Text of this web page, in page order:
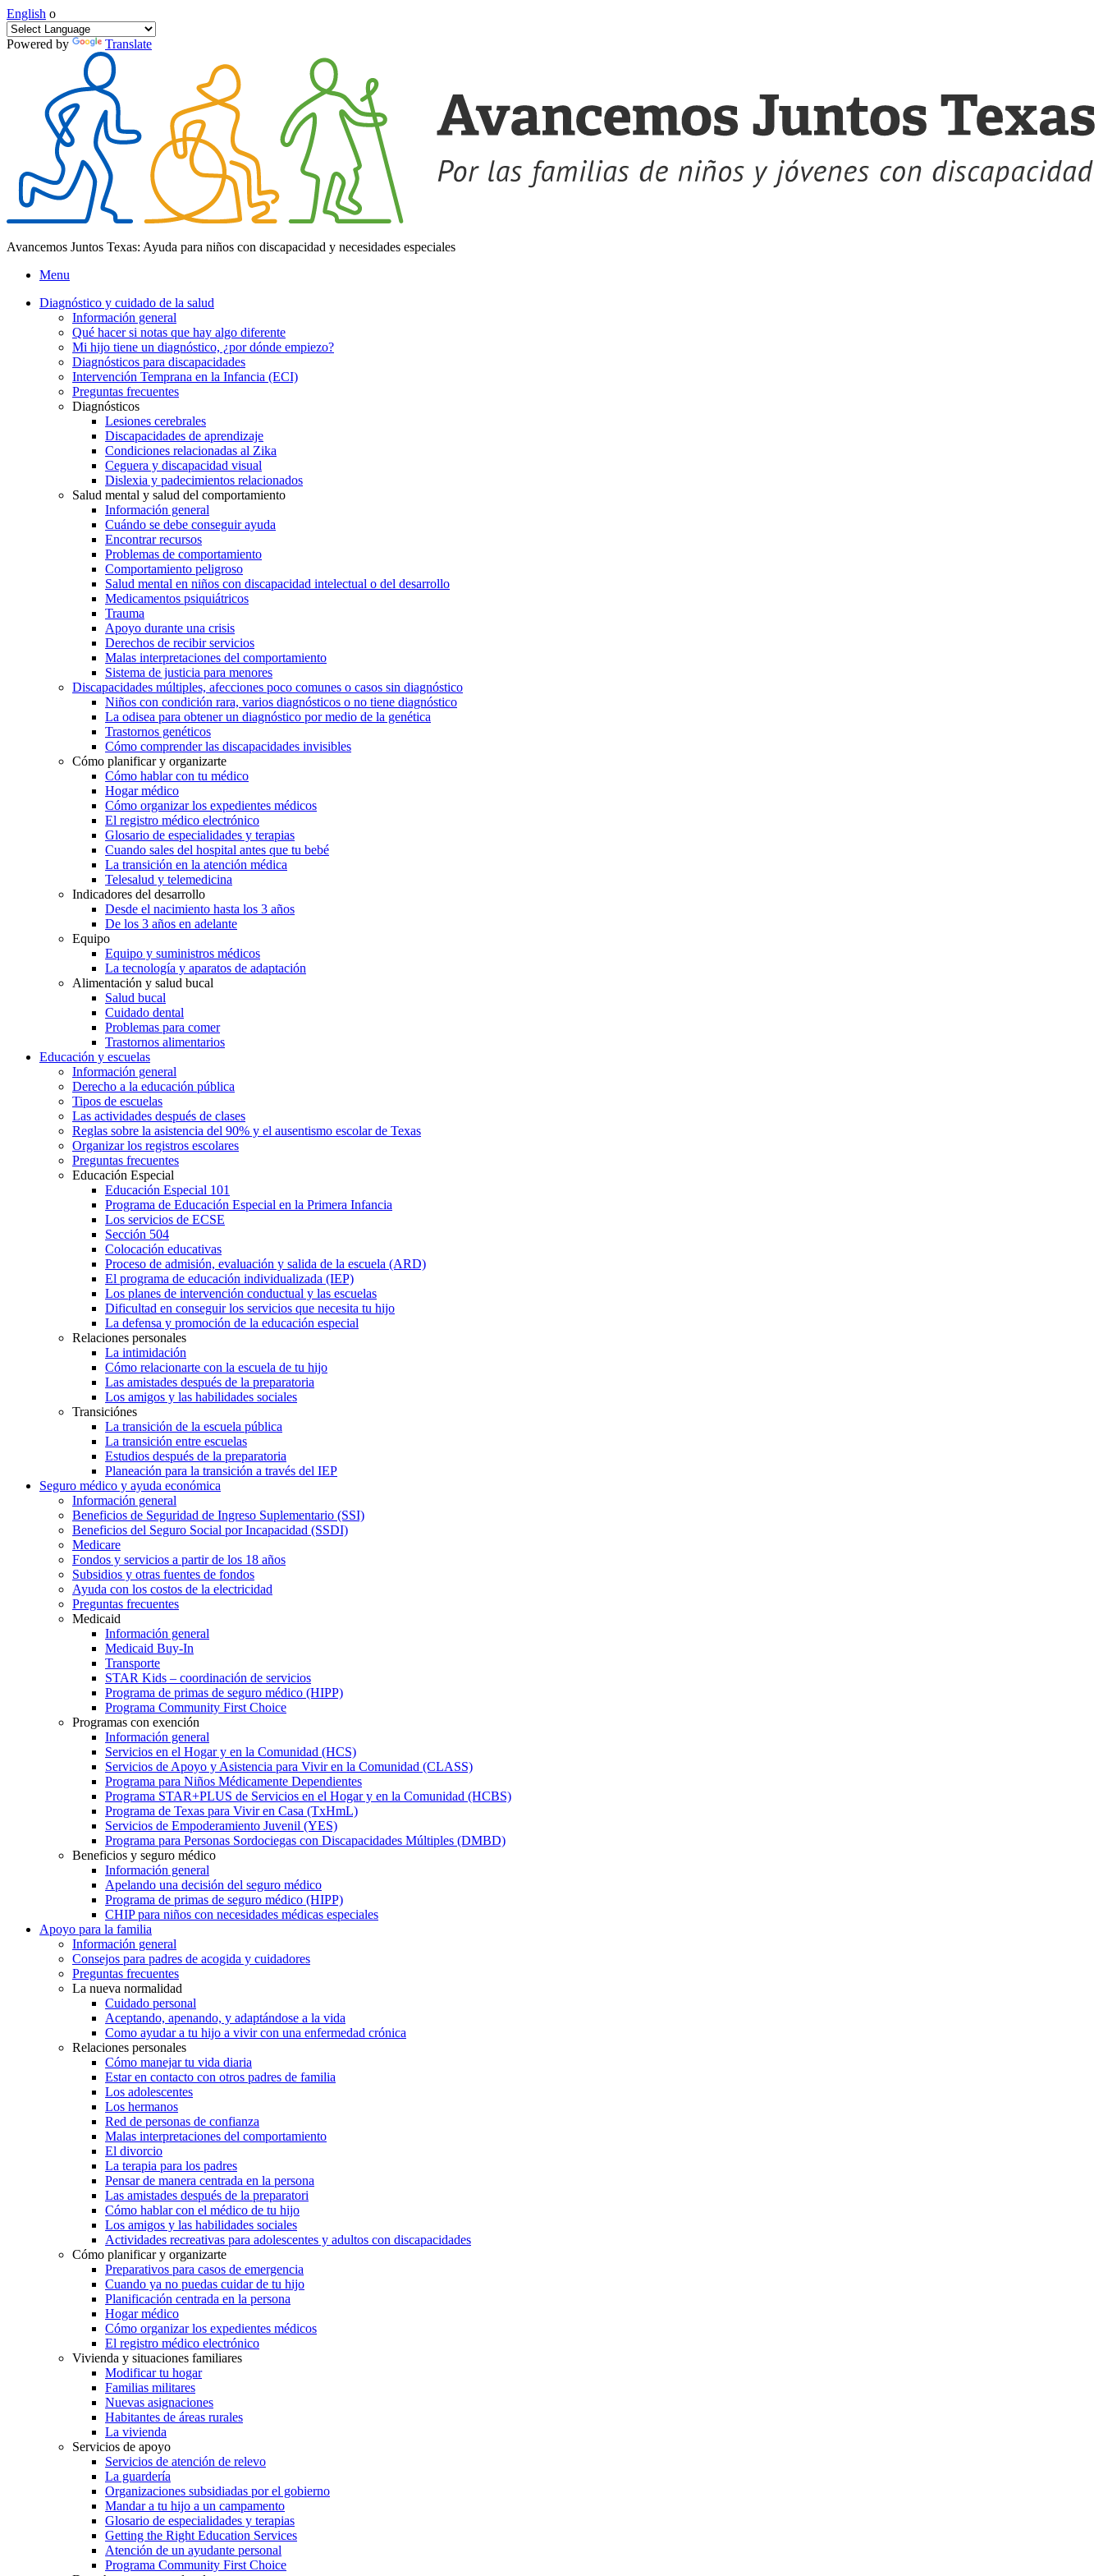
English o
Powered by Translate
Avancemos Juntos Texas: Ayuda para niños con discapacidad y necesidades especiales
Menu
Diagnóstico y cuidado de la salud
Información general
Qué hacer si notas que hay algo diferente
Mi hijo tiene un diagnóstico, ¿por dónde empiezo?
Diagnósticos para discapacidades
Intervención Temprana en la Infancia (ECI)
Preguntas frecuentes
Diagnósticos
Lesiones cerebrales
Discapacidades de aprendizaje
Condiciones relacionadas al Zika
Ceguera y discapacidad visual
Dislexia y padecimientos relacionados
Salud mental y salud del comportamiento
Información general
Cuándo se debe conseguir ayuda
Encontrar recursos
Problemas de comportamiento
Comportamiento peligroso
Salud mental en niños con discapacidad intelectual o del desarrollo
Medicamentos psiquiátricos
Trauma
Apoyo durante una crisis
Derechos de recibir servicios
Malas interpretaciones del comportamiento
Sistema de justicia para menores
Discapacidades múltiples, afecciones poco comunes o casos sin diagnóstico
Niños con condición rara, varios diagnósticos o no tiene diagnóstico
La odisea para obtener un diagnóstico por medio de la genética
Trastornos genéticos
Cómo comprender las discapacidades invisibles
Cómo planificar y organizarte
Cómo hablar con tu médico
Hogar médico
Cómo organizar los expedientes médicos
El registro médico electrónico
Glosario de especialidades y terapias
Cuando sales del hospital antes que tu bebé
La transición en la atención médica
Telesalud y telemedicina
Indicadores del desarrollo
Desde el nacimiento hasta los 3 años
De los 3 años en adelante
Equipo
Equipo y suministros médicos
La tecnología y aparatos de adaptación
Alimentación y salud bucal
Salud bucal
Cuidado dental
Problemas para comer
Trastornos alimentarios
Educación y escuelas
Información general
Derecho a la educación pública
Tipos de escuelas
Las actividades después de clases
Reglas sobre la asistencia del 90% y el ausentismo escolar de Texas
Organizar los registros escolares
Preguntas frecuentes
Educación Especial
Educación Especial 101
Programa de Educación Especial en la Primera Infancia
Los servicios de ECSE
Sección 504
Colocación educativas
Proceso de admisión, evaluación y salida de la escuela (ARD)
El programa de educación individualizada (IEP)
Los planes de intervención conductual y las escuelas
Dificultad en conseguir los servicios que necesita tu hijo
La defensa y promoción de la educación especial
Relaciones personales
La intimidación
Cómo relacionarte con la escuela de tu hijo
Las amistades después de la preparatoria
Los amigos y las habilidades sociales
Transiciónes
La transición de la escuela pública
La transición entre escuelas
Estudios después de la preparatoria
Planeación para la transición a través del IEP
Seguro médico y ayuda económica
Información general
Beneficios de Seguridad de Ingreso Suplementario (SSI)
Beneficios del Seguro Social por Incapacidad (SSDI)
Medicare
Fondos y servicios a partir de los 18 años
Subsidios y otras fuentes de fondos
Ayuda con los costos de la electricidad
Preguntas frecuentes
Medicaid
Información general
Medicaid Buy-In
Transporte
STAR Kids – coordinación de servicios
Programa de primas de seguro médico (HIPP)
Programa Community First Choice
Programas con exención
Información general
Servicios en el Hogar y en la Comunidad (HCS)
Servicios de Apoyo y Asistencia para Vivir en la Comunidad (CLASS)
Programa para Niños Médicamente Dependientes
Programa STAR+PLUS de Servicios en el Hogar y en la Comunidad (HCBS)
Programa de Texas para Vivir en Casa (TxHmL)
Servicios de Empoderamiento Juvenil (YES)
Programa para Personas Sordociegas con Discapacidades Múltiples (DMBD)
Beneficios y seguro médico
Información general
Apelando una decisión del seguro médico
Programa de primas de seguro médico (HIPP)
CHIP para niños con necesidades médicas especiales
Apoyo para la familia
Información general
Consejos para padres de acogida y cuidadores
Preguntas frecuentes
La nueva normalidad
Cuidado personal
Aceptando, apenando, y adaptándose a la vida
Como ayudar a tu hijo a vivir con una enfermedad crónica
Relaciones personales
Cómo manejar tu vida diaria
Estar en contacto con otros padres de familia
Los adolescentes
Los hermanos
Red de personas de confianza
Malas interpretaciones del comportamiento
El divorcio
La terapia para los padres
Pensar de manera centrada en la persona
Las amistades después de la preparatori
Cómo hablar con el médico de tu hijo
Los amigos y las habilidades sociales
Actividades recreativas para adolescentes y adultos con discapacidades
Cómo planificar y organizarte
Preparativos para casos de emergencia
Cuando ya no puedas cuidar de tu hijo
Planificación centrada en la persona
Hogar médico
Cómo organizar los expedientes médicos
El registro médico electrónico
Vivienda y situaciones familiares
Modificar tu hogar
Familias militares
Nuevas asignaciones
Habitantes de áreas rurales
La vivienda
Servicios de apoyo
Servicios de atención de relevo
La guardería
Organizaciones subsidiadas por el gobierno
Mandar a tu hijo a un campamento
Glosario de especialidades y terapias
Getting the Right Education Services
Atención de un ayudante personal
Programa Community First Choice